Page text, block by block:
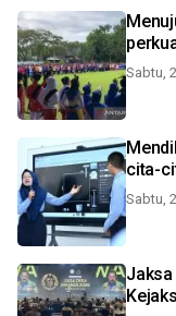
Sabtu,
cita-
Sabtu,